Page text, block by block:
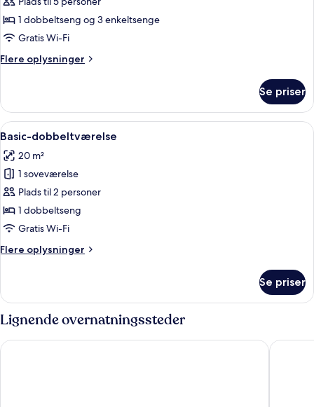
værelse
1 dobbeltseng og 3 enkeltsenge
Gratis Wi-Fi
Flere oplysninger
Flere
værelse
Se priser
Indlæs
alle
billeder
af
Basic-
dobbeltværelse
Et soveværelse med seng,
10
Basic-dobbeltværelse
20 m²
1 soveværelse
Plads til 2 personer
1 dobbeltseng
Gratis Wi-Fi
Flere oplysninger
Flere
dobbeltværelse
Se priser
Lignende overnatningssteder
Rede Andrade Mirante Hotel CLH